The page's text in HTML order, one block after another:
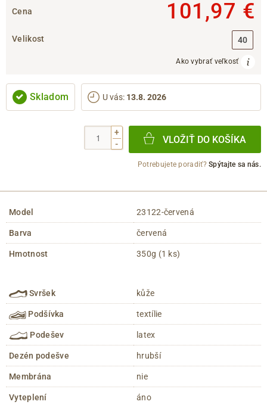
Cena 101,97 €
Velikost 40
Ako vybrať veľkosť
Skladom U vás: 13.8. 2026
+
-
VLOŽIŤ DO KOŠÍKA
Potrebujete poradiť?Spýtajte sa nás.
Model 23122-červená
Barva červená
Hmotnost 350g (1 ks)
Svršek kůže
Podšívka textílie
Podešev latex
Dezén podešve hrubší
Membrána nie
Vyteplení áno